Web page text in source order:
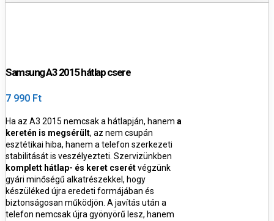
Samsung A3 2015 hátlap csere
7 990 Ft
Ha az A3 2015 nemcsak a hátlapján, hanem a
keretén is megsérült, az nem csupán
esztétikai hiba, hanem a telefon szerkezeti
stabilitását is veszélyezteti. Szervizünkben
komplett hátlap- és keret cserétvégzünk
gyári minőségű alkatrészekkel, hogy
készüléked újra eredeti formájában és
biztonságosan működjön. A javítás után a
telefon nemcsak újra gyönyörű lesz, hanem